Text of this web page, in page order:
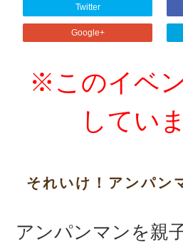
Twitter
Google+
※このイベ
してい
それいけ！アンパン
アンパンマンを親